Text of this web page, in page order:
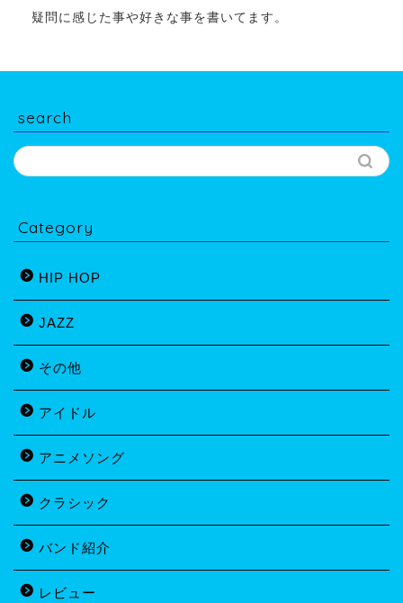
疑問に感じた事や好きな事を書いてます。
search
Category
HIP HOP
JAZZ
その他
アイドル
アニメソング
クラシック
バンド紹介
レビュー